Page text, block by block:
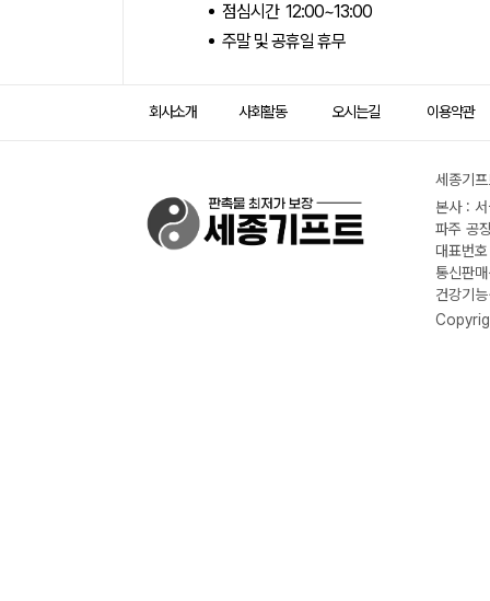
점심시간 12:00~13:00
주말 및 공휴일 휴무
회사소개 사회활동 오시는길 이용약관
세종기
본사 :
파주 공
대표번
통신판
건강기